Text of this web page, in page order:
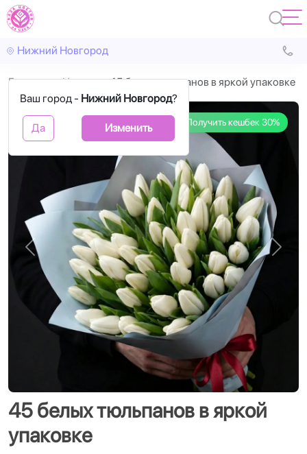
Нижний Новгород
Ваш город - Нижний Новгород?
Да Изменить
Главная Цветы 45 белых тюльпанов в яркой упаковке
Получить кешбек 30%
Назад
45 белых тюльпанов в яркой
упаковке